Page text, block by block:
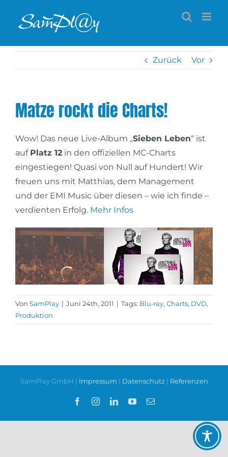
Inhalt
Zurück Vor
Matze rockt die Charts!
Wow! Das neue Live-Album „Sieben Leben“ ist
auf Platz 12 in den offiziellen MC-Charts
eingestiegen! Quasi von Null auf Hundert! Wir
freuen uns mit Matthias, dem Management
und der EMI Music über diesen – wie ich finde –
verdienten Erfolg. Mehr Infos
Von SamPlay | Juni 24th, 2011 | Tags: Blu-ray, Charts, DVD,
Produktion
SamPlay GmbH | Impressum | Datenschutz | Referenzen
FacebookInstagramLinkedInYouTube
E-